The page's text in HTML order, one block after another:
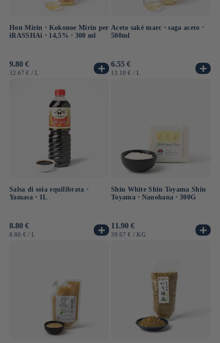
Hon Mirin ⋅ Kokonoe Mirin per
iRASSHAi ⋅ 14,5% ⋅ 300 ml
Prezzo
di
9.80 €
PREZZO
32.67 € / PER
L
Aceto saké marc ⋅ saga aceto ⋅
500ml
Prezzo
di
6.55 €
PREZZO
13.10 € / PER
L
Salsa di soia equilibrata ⋅
Yamasa ⋅ 1L
Prezzo
di
8.80 €
PREZZO
8.80 € / PER
L
Shin White Shin Toyama Shin
Toyama ⋅ Nanohana ⋅ 300G
Prezzo
di
11.90 €
PREZZO
39.67 € / PER
KG